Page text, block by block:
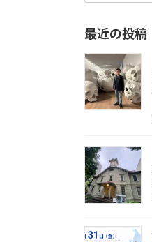
最近の投稿